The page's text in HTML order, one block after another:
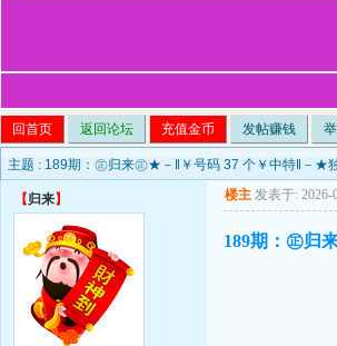
回首页 返回论坛 充值金币 发帖赚钱
主题 : 189期：㊣归来㊣★－‖￥号码 37 个￥中特‖－★
【归来】 楼主 发表于: 2026-
189期：㊣归